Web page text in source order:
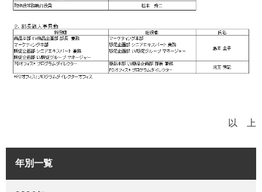
以 上
年別一覧